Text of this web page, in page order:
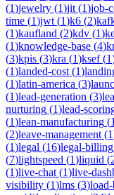
(1)jewelry (1)jit (1)job-
time (1)jwt (1)k6 (2)
(1)kaufland (2)kdv (1)
(1)knowledge-base (4)
(3)kpis (3)kra (1)ksef(1
(1)landed-cost (1)
(1)latin-america (3)
(1)lead-generation (3)
nurturing (1)lead-
(1)lean-manufacturing (1
(2)leave-management (1
(1)legal (16)legal-billing
(7)lightspeed (1)liquid (
(1)live-chat (1)live-
visibility (1)lms (3)